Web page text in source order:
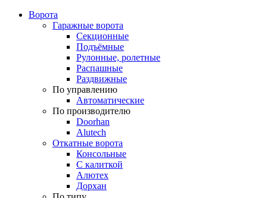
Ворота
Гаражные ворота
Секционные
Подъёмные
Рулонные, ролетные
Распашные
Раздвижные
По управлению
Автоматические
По производителю
Doorhan
Alutech
Откатные ворота
Консольные
С калиткой
Алютех
Дорхан